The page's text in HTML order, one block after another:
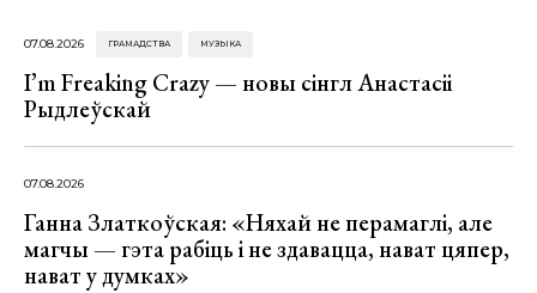
07.08.2026 ГРАМАДСТВА МУЗЫКА
I’m Freaking Crazy — новы сінгл Анастасіі
Рыдлеўскай
07.08.2026
Ганна Златкоўская: «Няхай не перамаглі, але
магчы — гэта рабіць і не здавацца, нават цяпер,
нават у думках»